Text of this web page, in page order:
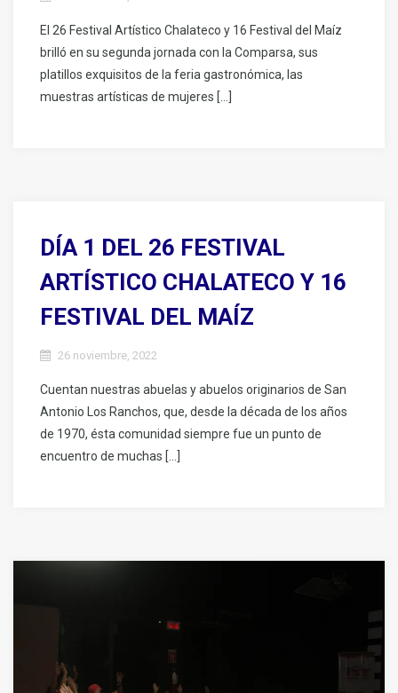
El 26 Festival Artístico Chalateco y 16 Festival del Maíz
brilló en su segunda jornada con la Comparsa, sus
platillos exquisitos de la feria gastronómica, las
muestras artísticas de mujeres […]
DÍA 1 DEL 26 FESTIVAL
ARTÍSTICO CHALATECO Y 16
FESTIVAL DEL MAÍZ
26 noviembre, 2022
Cuentan nuestras abuelas y abuelos originarios de San
Antonio Los Ranchos, que, desde la década de los años
de 1970, ésta comunidad siempre fue un punto de
encuentro de muchas […]